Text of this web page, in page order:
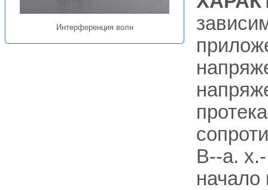
Интерференция волн
В--а.
начало